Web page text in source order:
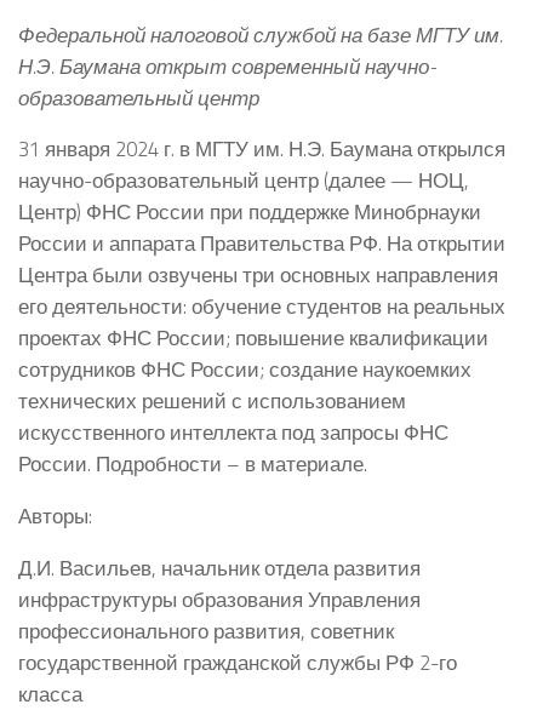
Федеральной налоговой службой на базе МГТУ им.
Н.Э. Баумана открыт современный научно-
образовательный центр
31 января 2024 г. в МГТУ им. Н.Э. Баумана открылся
научно-образовательный центр (далее — НОЦ,
Центр) ФНС России при поддержке Минобрнауки
России и аппарата Правительства РФ. На открытии
Центра были озвучены три основных направления
его деятельности: обучение студентов на реальных
проектах ФНС России; повышение квалификации
сотрудников ФНС России; создание наукоемких
технических решений с использованием
искусственного интеллекта под запросы ФНС
России. Подробности – в материале.
Авторы:
Д.И. Васильев, начальник отдела развития
инфраструктуры образования Управления
профессионального развития, советник
государственной гражданской службы РФ 2-го
класса